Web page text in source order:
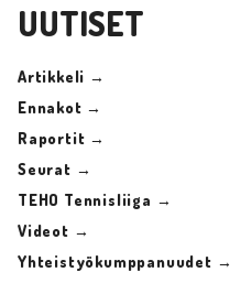
UUTISET
Artikkeli →
Ennakot →
Raportit →
Seurat →
TEHO Tennisliiga →
Videot →
Yhteistyökumppanuudet →